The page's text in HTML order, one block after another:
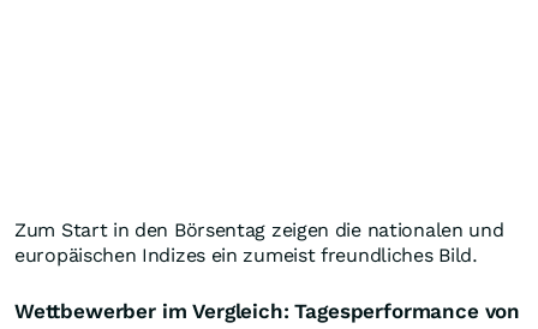
Zum Start in den Börsentag zeigen die nationalen und
europäischen Indizes ein zumeist freundliches Bild.
Wettbewerber im Vergleich: Tagesperformance von